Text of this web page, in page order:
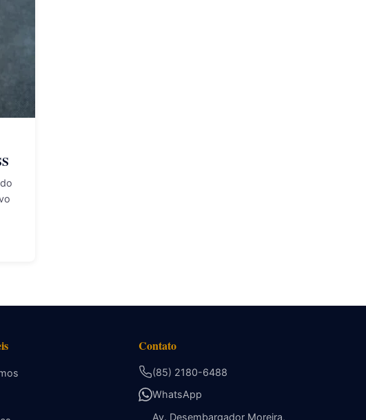
Contato
(85) 2180-6488
WhatsApp
Av. Desembargador Moreira,